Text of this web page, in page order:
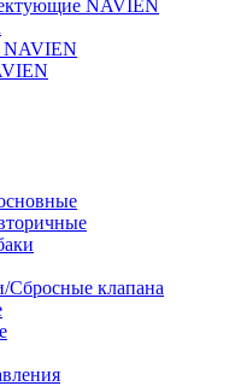
NAVIEN
NAVIEN
Сбросные клапана